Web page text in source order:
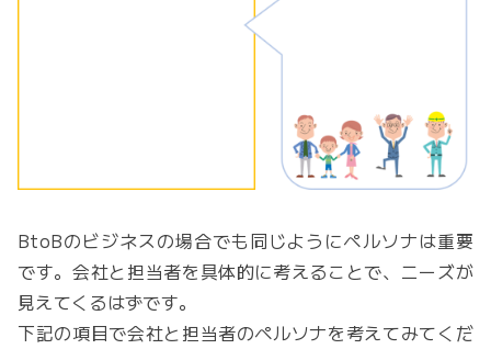
BtoBのビジネスの場合でも同じようにペルソナは重要
です。会社と担当者を具体的に考えることで、ニーズが
見えてくるはずです。
下記の項目で会社と担当者のペルソナを考えてみてくだ